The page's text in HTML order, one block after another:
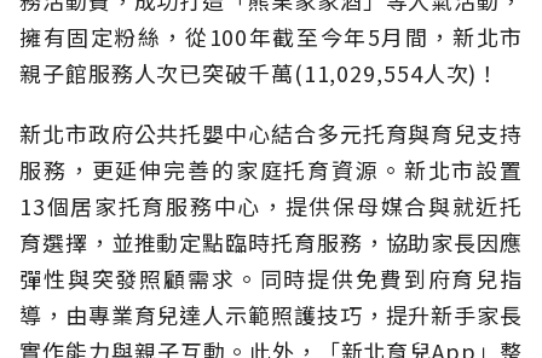
擁有固定粉絲，從100年截至今年5月間，新北市
親子館服務人次已突破千萬(11,029,554人次)！
新北市政府公共托嬰中心結合多元托育與育兒支持
服務，更延伸完善的家庭托育資源。新北市設置
13個居家托育服務中心，提供保母媒合與就近托
育選擇，並推動定點臨時托育服務，協助家長因應
彈性與突發照顧需求。同時提供免費到府育兒指
導，由專業育兒達人示範照護技巧，提升新手家長
實作能力與親子互動。此外，「新北育兒App」整